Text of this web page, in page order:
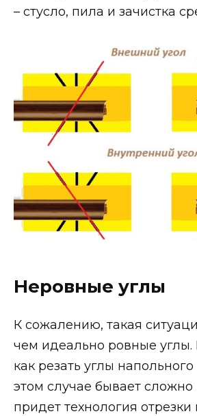
– стусло, пила и зачистка
Неровные углы
К сожалению, такая
чем идеально ровные углы.
как резать углы
этом случае бывает
придет технология